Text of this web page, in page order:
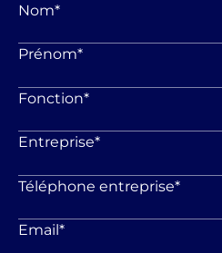
Nom*
Prénom*
Fonction*
Entreprise*
Téléphone entreprise*
Email *